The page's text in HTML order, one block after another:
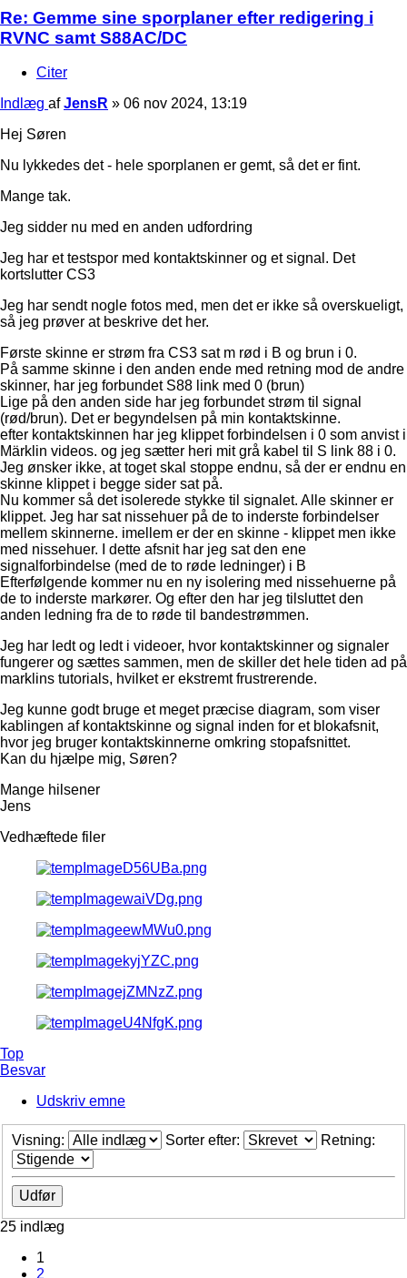
Re: Gemme sine sporplaner efter redigering i
RVNC samt S88AC/DC
Citer
Indlæg afJensR » 06 nov 2024, 13:19
Hej Søren
Nu lykkedes det - hele sporplanen er gemt, så det er fint.
Mange tak.
Jeg sidder nu med en anden udfordring
Jeg har et testspor med kontaktskinner og et signal. Det
kortslutter CS3
Jeg har sendt nogle fotos med, men det er ikke så overskueligt,
så jeg prøver at beskrive det her.
Første skinne er strøm fra CS3 sat m rød i B og brun i 0.
På samme skinne i den anden ende med retning mod de andre
skinner, har jeg forbundet S88 link med 0 (brun)
Lige på den anden side har jeg forbundet strøm til signal
(rød/brun). Det er begyndelsen på min kontaktskinne.
efter kontaktskinnen har jeg klippet forbindelsen i 0 som anvist i
Märklin videos. og jeg sætter heri mit grå kabel til S link 88 i 0.
Jeg ønsker ikke, at toget skal stoppe endnu, så der er endnu en
skinne klippet i begge sider sat på.
Nu kommer så det isolerede stykke til signalet. Alle skinner er
klippet. Jeg har sat nissehuer på de to inderste forbindelser
mellem skinnerne. imellem er der en skinne - klippet men ikke
med nissehuer. I dette afsnit har jeg sat den ene
signalforbindelse (med de to røde ledninger) i B
Efterfølgende kommer nu en ny isolering med nissehuerne på
de to inderste markører. Og efter den har jeg tilsluttet den
anden ledning fra de to røde til bandestrømmen.
Jeg har ledt og ledt i videoer, hvor kontaktskinner og signaler
fungerer og sættes sammen, men de skiller det hele tiden ad på
marklins tutorials, hvilket er ekstremt frustrerende.
Jeg kunne godt bruge et meget præcise diagram, som viser
kablingen af kontaktskinne og signal inden for et blokafsnit,
hvor jeg bruger kontaktskinnerne omkring stopafsnittet.
Kan du hjælpe mig, Søren?
Mange hilsener
Jens
Vedhæftede filer
Top
Besvar
Udskriv emne
Visning: Sorter efter: Retning:
25 indlæg
1
2